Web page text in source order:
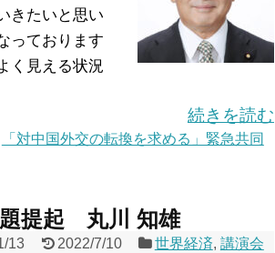
きたいと思い
っております
く見える状況
続きを読む
「対中国外交の転換を求める」緊急共同
題提起 丸川 知雄
13 2022/7/10 世界経済, 講演会